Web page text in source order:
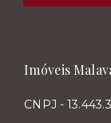
Imóveis
CNPJ -